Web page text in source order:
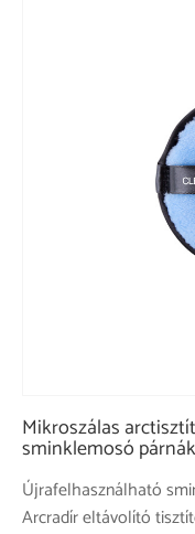
Mikroszálas
sminklemosó párnák
Újrafelhasználható
Arcradír eltávolító